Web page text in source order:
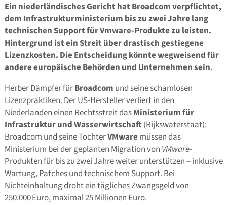
Ein niederländisches Gericht hat Broadcom verpflichtet,
dem Infrastrukturministerium bis zu zwei Jahre lang
technischen Support für Vmware-Produkte zu leisten.
Hintergrund ist ein Streit über drastisch gestiegene
Lizenzkosten. Die Entscheidung könnte wegweisend für
andere europäische Behörden und Unternehmen sein.
Herber Dämpfer fürBroadcom und seine schamlosen
Lizenzpraktiken. Der US-Hersteller verliert in den
Niederlanden einen Rechtsstreit dasMinisterium für
Infrastruktur und Wasserwirtschaft(Rijkswaterstaat):
Broadcom und seine TochterVMwaremüssen das
Ministerium bei der geplanten Migration von VMware-
Produkten für bis zu zwei Jahre weiter unterstützen – inklusive
Wartung, Patches und technischem Support. Bei
Nichteinhaltung droht ein tägliches Zwangsgeld von
250.000 Euro, maximal 25 Millionen Euro.